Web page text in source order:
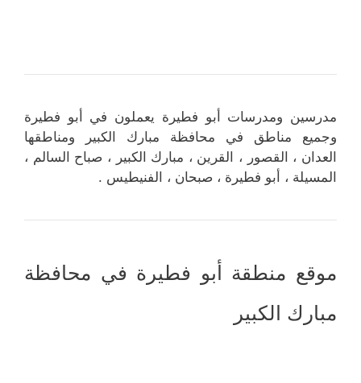
مدرسين ومدرسات أبو فطيرة يعملون في أبو فطيرة
وجميع مناطق في محافظة مبارك الكبير ومناطقها
العدان ، القصور ، القرين ، مبارك الكبير ، صباح السالم ،
المسيلة ، أبو فطيرة ، صبحان ، الفنيطيس .
موقع منطقة أبو فطيرة في محافظة
مبارك الكبير